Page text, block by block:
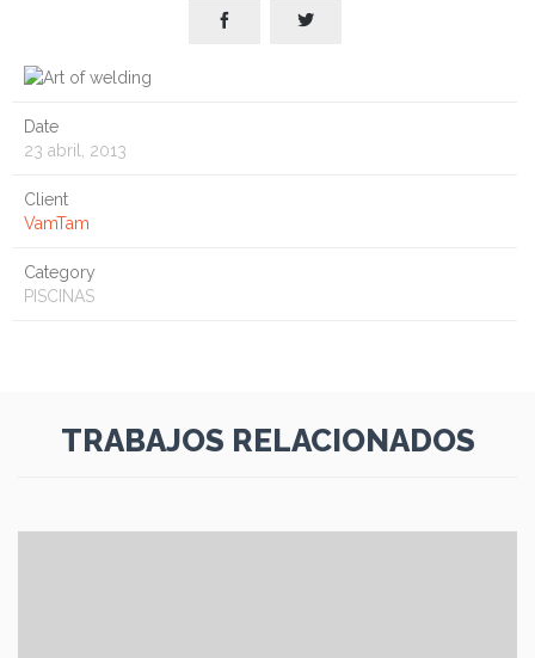
 
Date
23 abril, 2013
Client
VamTam
Category
PISCINAS
TRABAJOS RELACIONADOS